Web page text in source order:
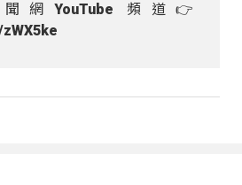
網YouTube 頻道👉